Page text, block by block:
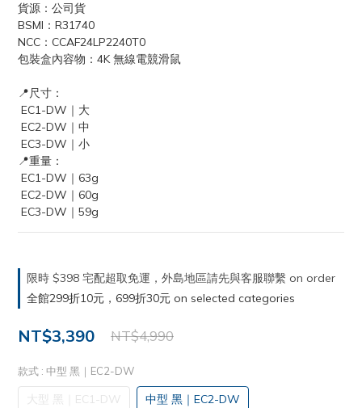
貨源：公司貨
BSMI：R31740
NCC：CCAF24LP2240T0
包裝盒內容物：4K 無線電競滑鼠
📍尺寸：
EC1-DW｜大
EC2-DW｜中
EC3-DW｜小
📍重量：
EC1-DW｜63g
EC2-DW｜60g
EC3-DW｜59g
限時 $398 宅配超取免運，外島地區請先與客服聯繫 on order
全館299折10元，699折30元 on selected categories
NT$3,390 NT$4,990
款式 : 中型 黑｜EC2-DW
大型 黑｜EC1-DW 中型 黑｜EC2-DW